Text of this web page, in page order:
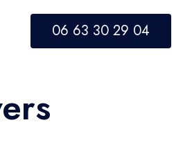
06 63 30 29 04